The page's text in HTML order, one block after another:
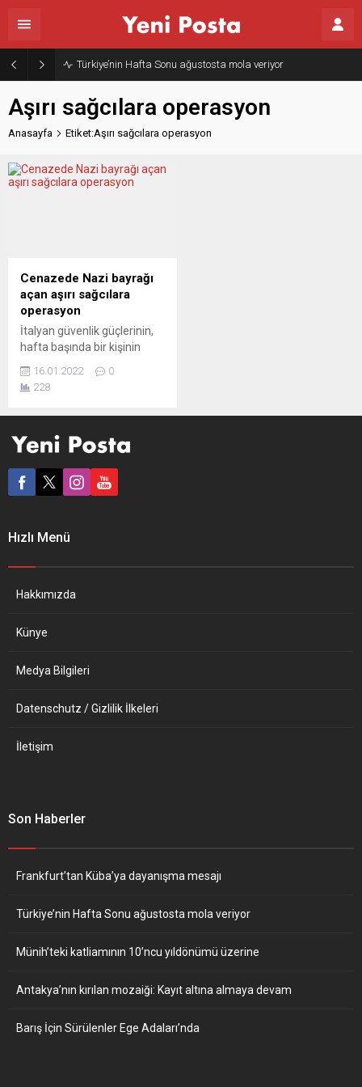
Türkiye’nin Hafta Sonu ağustosta mola veriyor
Aşırı sağcılara operasyon
Anasayfa Etiket:Aşırı sağcılara operasyon
Cenazede Nazi bayrağı
açan aşırı sağcılara
operasyon
İtalyan güvenlik güçlerinin,
hafta başında bir kişinin
bayrağı açan bir grup aşırı
sağcının evinde aramalar
Nuova partisine mensup 44
Augello’nun 10 Ocak
pazartesi günü Roma’daki
kullanıldığı bir gösteriye
16.01.2022
0
228
Hızlı Menü
Hakkımızda
Künye
Medya Bilgileri
Datenschutz / Gizlilik İlkeleri
İletişim
Son Haberler
Frankfurt’tan Küba’ya dayanışma mesajı
Türkiye’nin Hafta Sonu ağustosta mola veriyor
Münih’teki katliamının 10’ncu yıldönümü üzerine
Antakya’nın kırılan mozaiği: Kayıt altına almaya devam
Barış İçin Sürülenler Ege Adaları’nda